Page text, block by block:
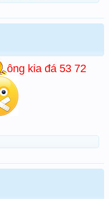
ông kia đá 53 72